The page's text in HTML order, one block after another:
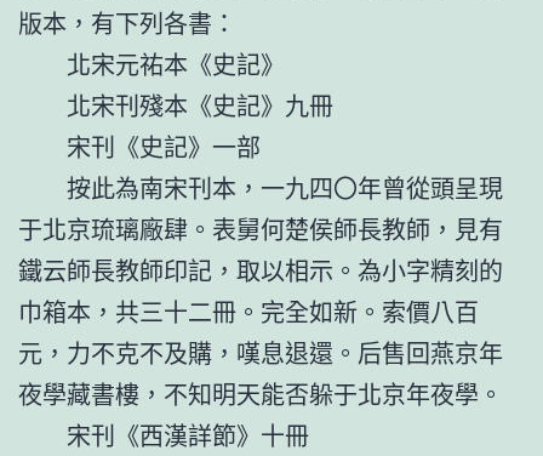
版本，有下列各書：
北宋元祐本《史記》
北宋刊殘本《史記》九冊
宋刊《史記》一部
按此為南宋刊本，一九四〇年曾從頭呈現
于北京琉璃廠肆。表舅何楚侯師長教師，見有
鐵云師長教師印記，取以相示。為小字精刻的
巾箱本，共三十二冊。完全如新。索價八百
元，力不克不及購，嘆息退還。后售回燕京年
夜學藏書樓，不知明天能否躲于北京年夜學。
宋刊《西漢詳節》十冊